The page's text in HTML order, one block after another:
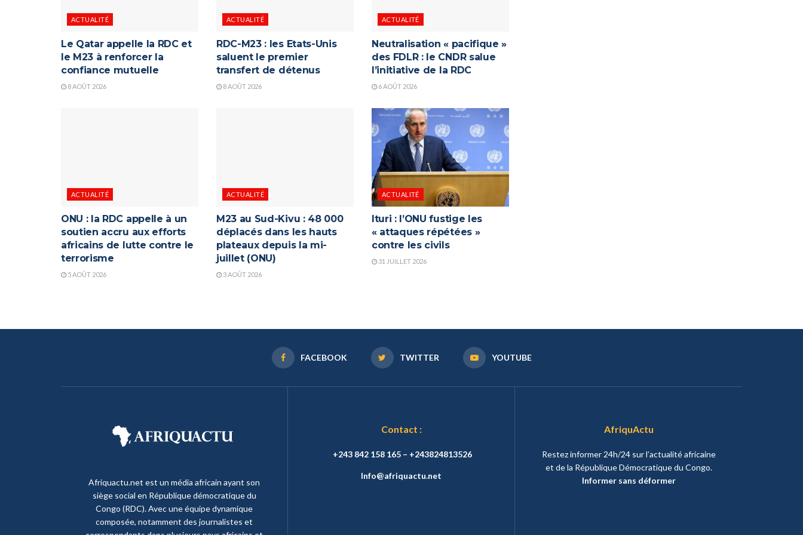
ACTUALITÉ
Le Qatar appelle la RDC et
le M23 à renforcer la
confiance mutuelle
8 AOÛT 2026
ACTUALITÉ
RDC-M23 : les Etats-Unis
saluent le premier
transfert de détenus
8 AOÛT 2026
ACTUALITÉ
Neutralisation « pacifique »
des FDLR : le CNDR salue
l’initiative de la RDC
6 AOÛT 2026
ACTUALITÉ
ONU : la RDC appelle à un
soutien accru aux efforts
africains de lutte contre le
terrorisme
5 AOÛT 2026
ACTUALITÉ
M23 au Sud-Kivu : 48 000
déplacés dans les hauts
plateaux depuis la mi-
juillet (ONU)
3 AOÛT 2026
ACTUALITÉ
Ituri : l’ONU fustige les
« attaques répétées »
contre les civils
31 JUILLET 2026
FACEBOOK TWITTER YOUTUBE
Afriquactu.net est un média africain ayant son
siège social en République démocratique du
Congo (RDC). Avec une équipe dynamique
composée, notamment des journalistes et
Contact :
+243 842 158 165 – +243824813526
Info@afriquactu.net
AfriquActu
Restez informer 24h/24 sur l’actualité africaine
et de la République Démocratique du Congo.
Informer sans déformer